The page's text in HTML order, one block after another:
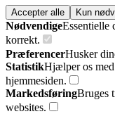
Accepter alle Kun
NødvendigeEssentielle
korrekt.
PræferencerHusker
StatistikHjælper os med
hjemmesiden.
MarkedsføringBruges
websites.